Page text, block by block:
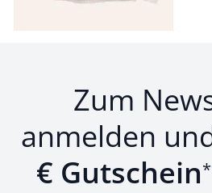
Zum
anmelden
€ Gutschein